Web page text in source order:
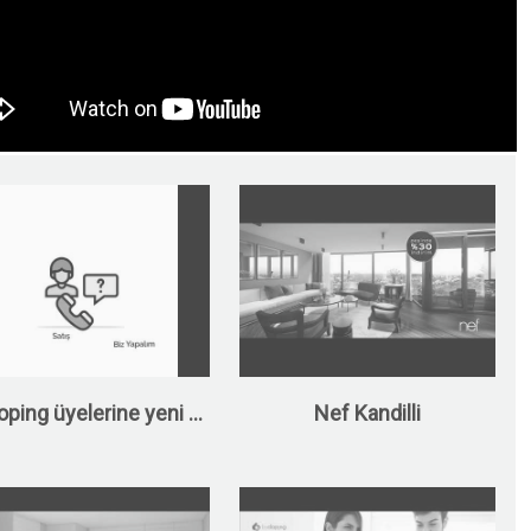
üyelerine yeni ... Nef Kandilli